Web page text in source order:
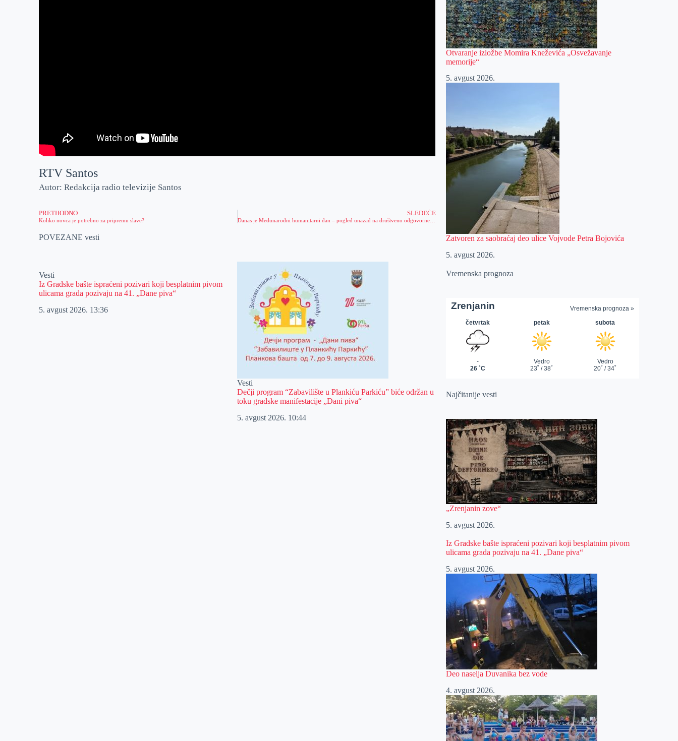
RTV Santos
Autor: Redakcija radio televizije Santos
PRETHODNO
Koliko novca je potrebno za pripremu slave?
SLEDEĆE
Danas je Međunarodni humanitarni dan – pogled unazad na društveno odgovorne poduhvate kompanije Meridian
POVEZANE vesti
Vesti
Iz Gradske bašte ispraćeni pozivari koji besplatnim pivom
ulicama grada pozivaju na 41. „Dane piva“
5. avgust 2026. 13:36
Vesti
Dečji program “Zabavilište u Plankiću Parkiću” biće održan u
toku gradske manifestacije „Dani piva“
5. avgust 2026. 10:44
Otvaranje izložbe Momira Kneževića „Osvežavanje
memorije“
5. avgust 2026.
Zatvoren za saobraćaj deo ulice Vojvode Petra Bojovića
5. avgust 2026.
Vremenska prognoza
Najčitanije vesti
„Zrenjanin zove“
5. avgust 2026.
Iz Gradske bašte ispraćeni pozivari koji besplatnim pivom
ulicama grada pozivaju na 41. „Dane piva“
5. avgust 2026.
Deo naselja Duvanika bez vode
4. avgust 2026.